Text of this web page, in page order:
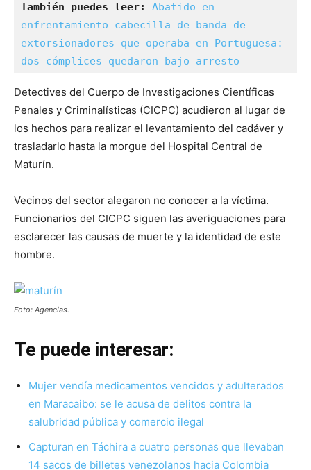
También puedes leer: Abatido en
enfrentamiento cabecilla de banda de
extorsionadores que operaba en Portuguesa:
dos cómplices quedaron bajo arresto
Detectives del Cuerpo de Investigaciones Científicas
Penales y Criminalísticas (CICPC) acudieron al lugar de
los hechos para realizar el levantamiento del cadáver y
trasladarlo hasta la morgue del Hospital Central de
Maturín.
Vecinos del sector alegaron no conocer a la víctima.
Funcionarios del CICPC siguen las averiguaciones para
esclarecer las causas de muerte y la identidad de este
hombre.
Foto: Agencias.
Te puede interesar:
Mujer vendía medicamentos vencidos y adulterados
en Maracaibo: se le acusa de delitos contra la
salubridad pública y comercio ilegal
Capturan en Táchira a cuatro personas que llevaban
14 sacos de billetes venezolanos hacia Colombia